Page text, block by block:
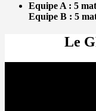
Equipe A : 5
Equipe B : 5
Le